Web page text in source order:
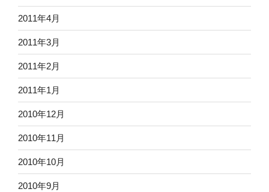
2011年4月
2011年3月
2011年2月
2011年1月
2010年12月
2010年11月
2010年10月
2010年9月